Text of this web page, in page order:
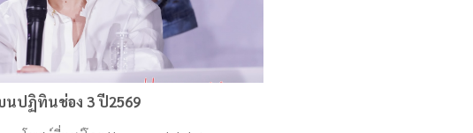
นปฏิทินช่อง 3 ปี2569